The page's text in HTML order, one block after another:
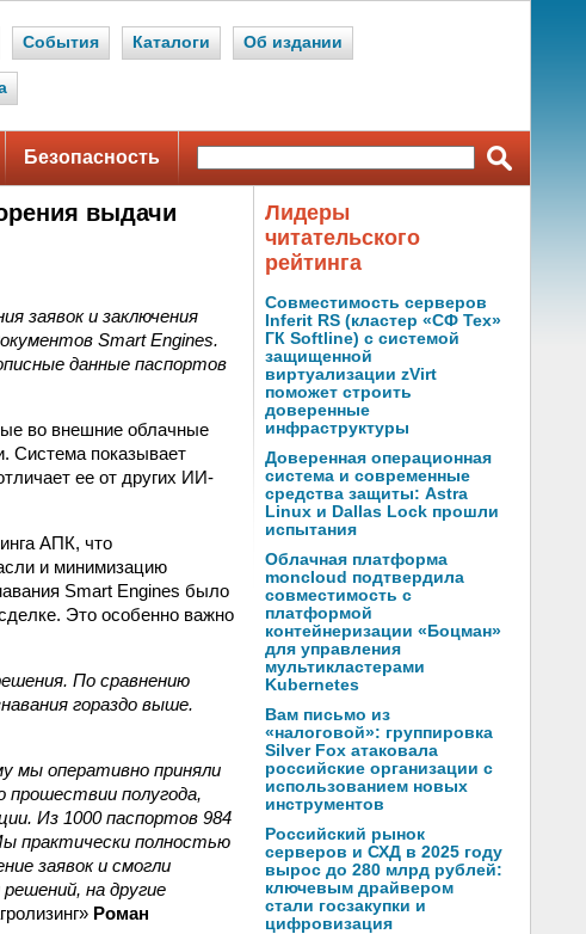
События Каталоги Об издании
Безопасность
выдачи
заявок и заключения
Smart Engines.
данные паспортов
во внешние облачные
Система показывает
ее от других ИИ-
АПК, что
и минимизацию
Smart Engines было
Это особенно важно
По сравнению
гораздо выше.
мы оперативно приняли
прошествии полугода,
Из 1000 паспортов 984
практически полностью
заявок и смогли
на другие
Роман
Лидеры
читательского
рейтинга
Совместимость серверов
Inferit RS (кластер «СФ Тех»
ГК Softline) с системой
защищенной
виртуализации zVirt
поможет строить
доверенные
инфраструктуры
Доверенная операционная
система и современные
средства защиты: Astra
Linux и Dallas Lock прошли
испытания
Облачная платформа
moncloud подтвердила
совместимость с
платформой
контейнеризации «Боцман»
для управления
мультикластерами
Kubernetes
Вам письмо из
«налоговой»: группировка
Silver Fox атаковала
российские организации с
использованием новых
инструментов
Российский рынок
серверов и СХД в 2025 году
вырос до 280 млрд рублей:
ключевым драйвером
стали госзакупки и
цифровизация